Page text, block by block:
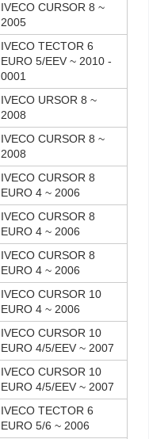
IVECO CURSOR 8 ~
2005
IVECO TECTOR 6
EURO 5/EEV ~ 2010 -
0001
IVECO URSOR 8 ~
2008
IVECO CURSOR 8 ~
2008
IVECO CURSOR 8
EURO 4 ~ 2006
IVECO CURSOR 8
EURO 4 ~ 2006
IVECO CURSOR 8
EURO 4 ~ 2006
IVECO CURSOR 10
EURO 4 ~ 2006
IVECO CURSOR 10
EURO 4/5/EEV ~ 2007
IVECO CURSOR 10
EURO 4/5/EEV ~ 2007
IVECO TECTOR 6
EURO 5/6 ~ 2006